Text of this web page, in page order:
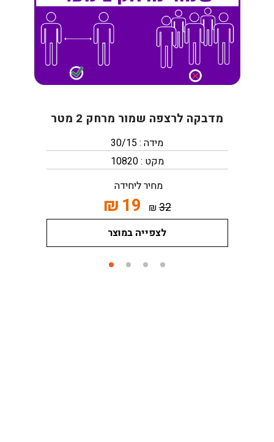
מדבקה לרצפה שמור מרחק 2 מטר
מידה : 30/15
מקט : 10820
מחיר ליחידה
32
₪
19
₪
לצפייה במוצר